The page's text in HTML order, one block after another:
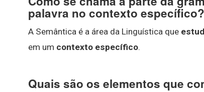
palavra no contexto específico?
A Semântica é a área da Linguística que
em um contexto específico.
Quais são os elementos que